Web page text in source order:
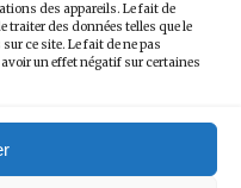
des appareils. Le fait de
traiter des données telles que le
ce site. Le fait de ne pas
un effet négatif sur certaines